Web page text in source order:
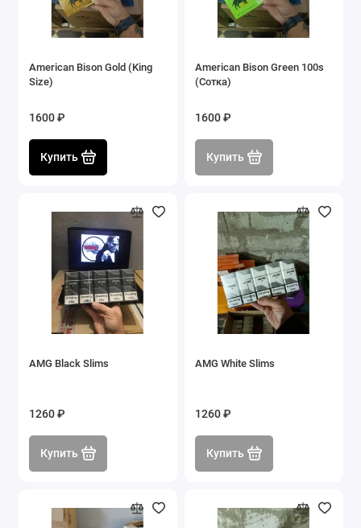
American Bison Gold (King
Size)
1600 ₽
Купить
American Bison Green 100s
(Сотка)
1600 ₽
Купить
AMG Black Slims
1260 ₽
Купить
AMG White Slims
1260 ₽
Купить